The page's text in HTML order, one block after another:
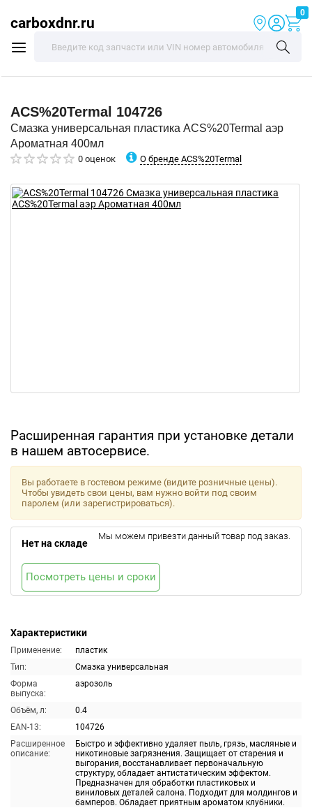
carboxdnr.ru
0
ACS%20Termal 104726
Смазка универсальная пластика ACS%20Termal аэр
Ароматная 400мл
0 оценок О бренде ACS%20Termal
Расширенная гарантия при установке детали
в нашем автосервисе.
Характеристики
Применение:
пластик
Тип:
Смазка универсальная
Форма
выпуска:
аэрозоль
Объём, л:
0.4
EAN-13:
104726
Расширенное
описание:
Быстро и эффективно удаляет пыль, грязь, масляные и
никотиновые загрязнения. Защищает от старения и
выгорания, восстанавливает первоначальную
структуру, обладает антистатическим эффектом.
Предназначен для обработки пластиковых и
виниловых деталей салона. Подходит для молдингов и
бамперов. Обладает приятным ароматом клубники.
Вы работаете в гостевом режиме (видите розничные цены).
Чтобы увидеть свои цены, вам нужно войти под своим
паролем (или зарегистрироваться).
Нет на складе
Мы можем привезти данный товар под заказ.
Посмотреть цены и сроки